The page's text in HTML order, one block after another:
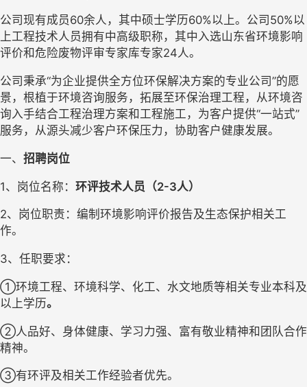
公司现有成员60余人，其中硕士学历60%以上。 公司 50%以
上工程技术人员拥有中高级职称，其中入选山东省环境影响
评价和危险废物评审专家库专家24人。
公司秉承“为企业提供全方位环保解决方案的专业公司”的愿
景，根植于环境咨询服务，拓展至环保治理工程，从环境咨
询入手结合工程治理方案和工程施工，为客户提供“一站式”
服务，从源头减少客户环保压力，协助客户健康发展。
一、 招聘岗位
1、岗位名称： 环评技术人员 （2-3人）
2、岗位职责：编制环境影响评价报告及生态保护相关工
作。
3、任职要求：
①环境工程、环境科学、化工、 水文地质等相关专业本科及
以上学历。
②人品好、身体健康、学习力强、富有敬业精神和团队合作
精神。
③有环评及相关工作经验者优先。